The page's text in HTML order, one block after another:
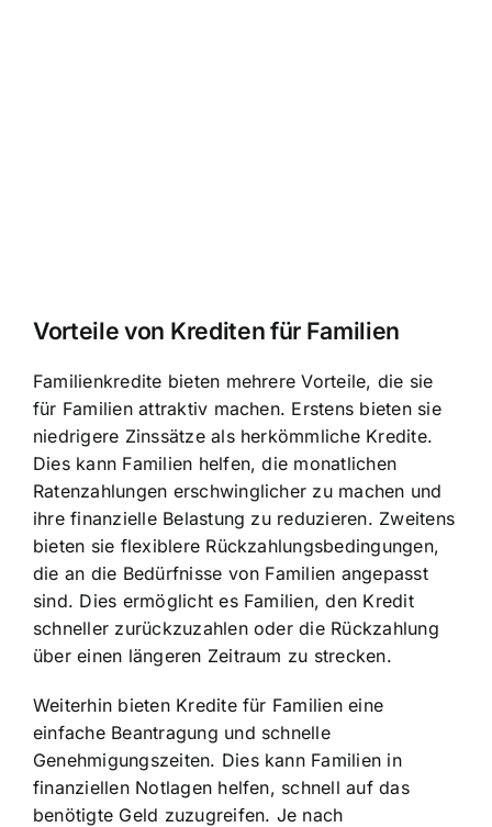
Vorteile von Krediten für Familien
Familienkredite bieten mehrere Vorteile, die sie
für Familien attraktiv machen. Erstens bieten sie
niedrigere Zinssätze als herkömmliche Kredite.
Dies kann Familien helfen, die monatlichen
Ratenzahlungen erschwinglicher zu machen und
ihre finanzielle Belastung zu reduzieren. Zweitens
bieten sie flexiblere Rückzahlungsbedingungen,
die an die Bedürfnisse von Familien angepasst
sind. Dies ermöglicht es Familien, den Kredit
schneller zurückzuzahlen oder die Rückzahlung
über einen längeren Zeitraum zu strecken.
Weiterhin bieten Kredite für Familien eine
einfache Beantragung und schnelle
Genehmigungszeiten. Dies kann Familien in
finanziellen Notlagen helfen, schnell auf das
benötigte Geld zuzugreifen. Je nach